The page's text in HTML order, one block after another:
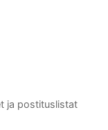
ja postituslistat